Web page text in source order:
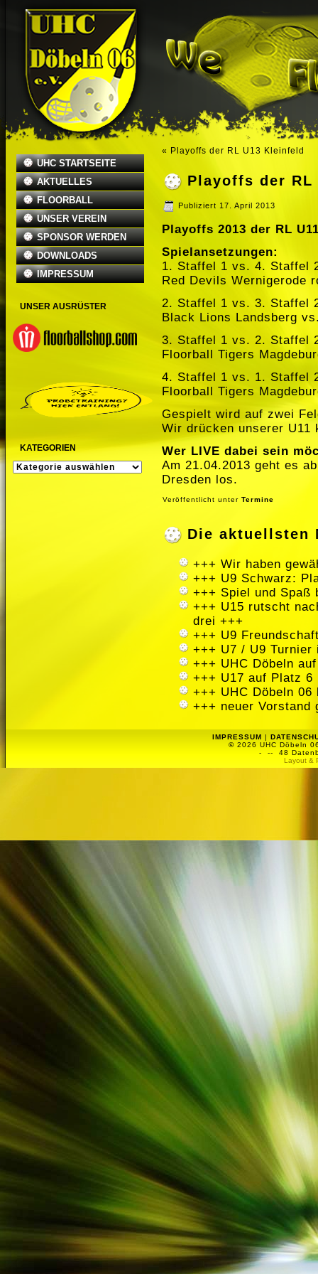
UHC STARTSEITE
AKTUELLES
FLOORBALL
UNSER VEREIN
SPONSOR WERDEN
DOWNLOADS
IMPRESSUM
UNSER AUSRÜSTER
KATEGORIEN
KATEGORIEN
« Playoffs der RL U13 Kleinfeld
Playoffs der RL
Publiziert 17. April 2013
Playoffs 2013 der RL
Spielansetzungen:
1. Staffel 1 vs. 4. Staffel
Red Devils Wernigerode
2. Staffel 1 vs. 3. Staffel
Black Lions Landsberg
3. Staffel 1 vs. 2. Staffel
Floorball Tigers
4. Staffel 1 vs. 1. Staffel
Floorball Tigers
Gespielt wird auf zwei
Wir drücken unserer U11
Wer LIVE dabei sein
Am 21.04.2013 geht es
Dresden los.
Veröffentlicht unter Termine
Die aktuellsten
+++ Wir haben
+++ U9 Schwarz:
+++ Spiel und Spaß
+++ U15 rutscht
drei +++
+++ U9
+++ U7 / U9 Turnier
+++ UHC Döbeln
+++ U17 auf Platz
+++ UHC Döbeln
+++ neuer Vorstand
IMPRESSUM |
© 2026 UHC Döbeln
-
-- 48
Layout &